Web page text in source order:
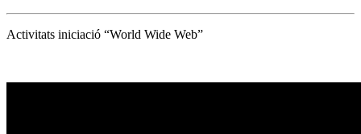
Activitats iniciació “World Wide Web”